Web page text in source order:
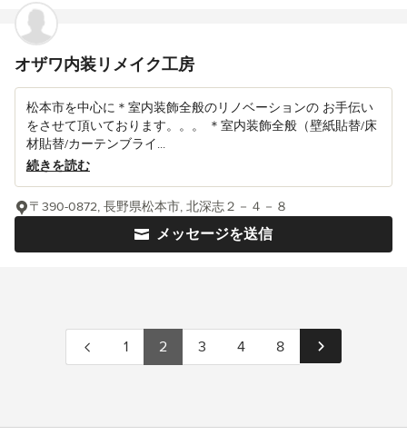
オザワ内装リメイク工房
松本市を中心に＊室内装飾全般のリノベーションの お手伝い
をさせて頂いております。。。 ＊室内装飾全般（壁紙貼替/床
材貼替/カーテンブライ...
続きを読む
メッセージを送信
〒390-0872, 長野県松本市, 北深志２－４－８
1 2 3 4 8